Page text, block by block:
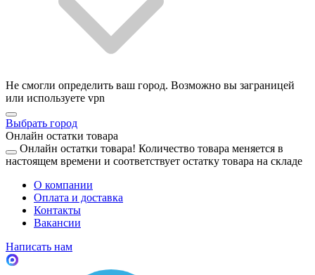
Не смогли определить ваш город. Возможно вы заграницей
или используете vpn
Выбрать город
Онлайн остатки товара
Онлайн остатки товара! Количество товара меняется в
настоящем времени и соответствует остатку товара на складе
О компании
Оплата и доставка
Контакты
Вакансии
Написать нам